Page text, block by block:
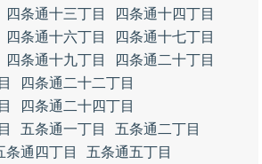
四条通十三丁目
四条通十四丁目
四条通十六丁目
四条通十七丁目
四条通十九丁目
四条通二十丁目
四条通二十二丁目
四条通二十四丁目
五条通一丁目
五条通二丁目
条通四丁目
五条通五丁目